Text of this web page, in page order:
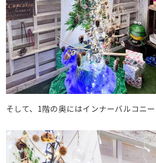
そして、1階の奥にはインナーバルコニー